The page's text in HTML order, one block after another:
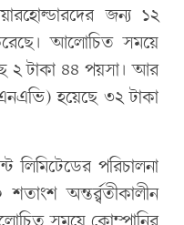
জন্য ১২
আলোচিত সময়ে
২ টাকা ৪৪ পয়সা। আর
হয়েছে ৩২ টাকা
লিমিটেডের পরিচালনা
অন্তর্র্বতীকালীন
সময়ে কোম্পানির